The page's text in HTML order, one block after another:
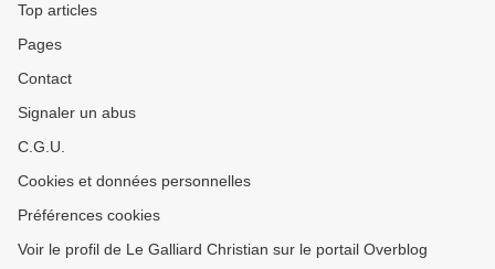
Top articles
Pages
Contact
Signaler un abus
C.G.U.
Cookies et données personnelles
Préférences cookies
Voir le profil de Le Galliard Christian sur le portail Overblog